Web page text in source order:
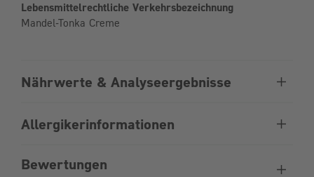
Lebensmittelrechtliche Verkehrsbezeichnung
Mandel-Tonka Creme
Nährwerte & Analyseergebnisse
Allergikerinformationen
Bewertungen